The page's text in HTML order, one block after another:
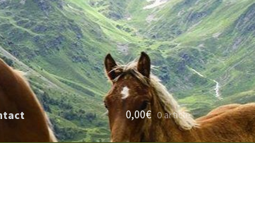
0,00€ 0 article